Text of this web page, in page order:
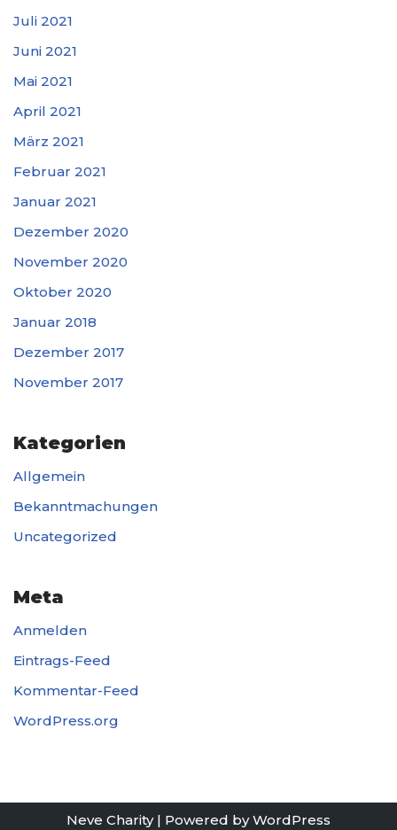
Juli 2021
Juni 2021
Mai 2021
April 2021
März 2021
Februar 2021
Januar 2021
Dezember 2020
November 2020
Oktober 2020
Januar 2018
Dezember 2017
November 2017
Kategorien
Allgemein
Bekanntmachungen
Uncategorized
Meta
Anmelden
Eintrags-Feed
Kommentar-Feed
WordPress.org
Neve Charity| Powered byWordPress